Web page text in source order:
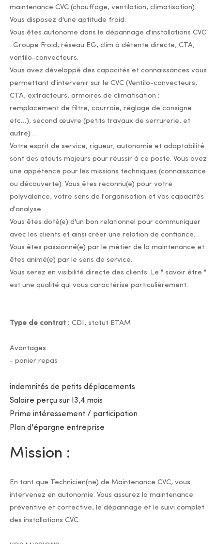
maintenance CVC (chauffage, ventilation, climatisation).
Vous disposez d'une aptitude froid.
Vous êtes autonome dans le dépannage d'installations CVC
: Groupe Froid, réseau EG, clim à détente directe, CTA,
ventilo-convecteurs.
Vous avez développé des capacités et connaissances vous
permettant d'intervenir sur le CVC (Ventilo-convecteurs,
CTA, extracteurs, armoires de climatisation :
remplacement de filtre, courroie, réglage de consigne
etc…), second œuvre (petits travaux de serrurerie, et
autre) …
Votre esprit de service, rigueur, autonomie et adaptabilité
sont des atouts majeurs pour réussir à ce poste. Vous avez
une appétence pour les missions techniques (connaissance
ou découverte). Vous êtes reconnu(e) pour votre
polyvalence, votre sens de l'organisation et vos capacités
d'analyse.
Vous êtes doté(e) d'un bon relationnel pour communiquer
avec les clients et ainsi créer une relation de confiance.
Vous êtes passionné(e) par le métier de la maintenance et
êtes animé(e) par le sens de service.
Vous serez en visibilité directe des clients. Le " savoir être "
est une qualité qui vous caractérise particulièrement.
Type de contrat : CDI, statut ETAM
Avantages :
- panier repas
indemnités de petits déplacements
Salaire perçu sur 13,4 mois
Prime intéressement / participation
Plan d'épargne entreprise
Mission :
En tant que Technicien(ne) de Maintenance CVC, vous
intervenez en autonomie. Vous assurez la maintenance
préventive et corrective, le dépannage et le suivi complet
des installations CVC.